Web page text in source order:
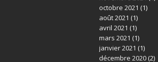
octobre 2021 (1)
août 2021 (1)
avril 2021 (1)
mars 2021 (1)
janvier 2021 (1)
décembre 2020(2)